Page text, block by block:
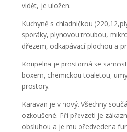
vidět, je uložen.
Kuchyně s chladničkou
sporáky, plynovou troubou,
dřezem, odkapávací plochou a
Koupelna je prostorná se
boxem, chemickou toaletou,
prostory.
Karavan je v nový. Všechny
ozkoušené. Při převzetí je
obsluhou a je mu předvedena